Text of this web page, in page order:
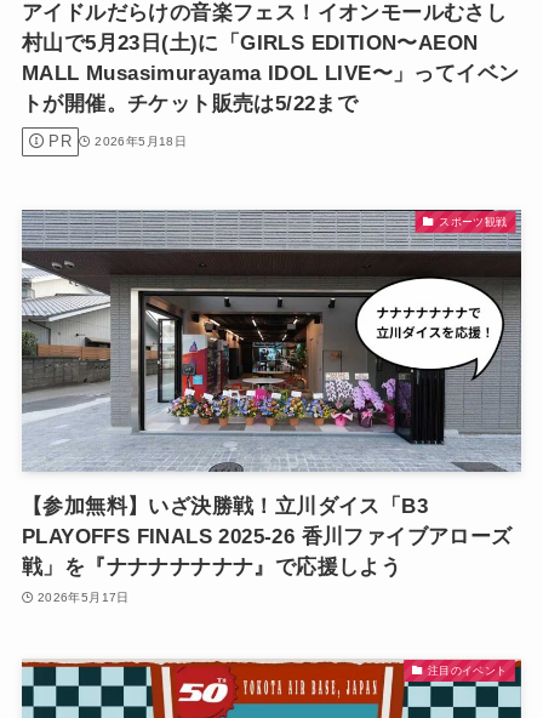
アイドルだらけの音楽フェス！イオンモールむさし
村山で5月23日(土)に「GIRLS EDITION〜AEON
MALL Musasimurayama IDOL LIVE〜」ってイベン
トが開催。チケット販売は5/22まで
PR 2026年5月18日
スポーツ観戦
【参加無料】いざ決勝戦！立川ダイス「B3
PLAYOFFS FINALS 2025-26 香川ファイブアローズ
戦」を『ナナナナナナナ』で応援しよう
2026年5月17日
注目のイベント